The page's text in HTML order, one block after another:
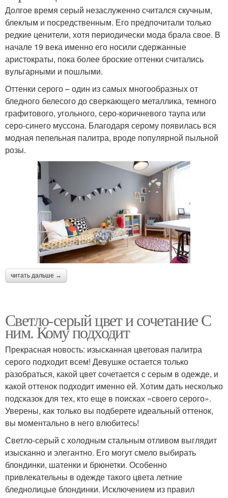
Долгое время серый незаслуженно считался скучным,
блеклым и посредственным. Его предпочитали только
редкие ценители, хотя периодически мода брала свое. В
начале 19 века именно его носили сдержанные
аристократы, пока более броские оттенки считались
вульгарными и пошлыми.
Оттенки серого – один из самых многообразных от
бледного белесого до сверкающего металлика, темного
графитового, угольного, серо-коричневого таупа или
серо-синего муссона. Благодаря серому появилась вся
модная пепельная палитра, вроде популярной пыльной
розы.
читать дальше →
Светло-серый цвет и сочетание С
ним. Кому подходит
Прекрасная новость: изысканная цветовая палитра
серого подходит всем! Девушке остается только
разобраться, какой цвет сочетается с серым в одежде, и
какой оттенок подходит именно ей. Хотим дать несколько
подсказок для тех, кто еще в поисках «своего серого».
Уверены, как только вы подберете идеальный оттенок,
вы моментально в него влюбитесь!
Светло-серый с холодным стальным отливом выглядит
изысканно и элегантно. Его могут смело выбирать
блондинки, шатенки и брюнетки. Особенно
привлекательны в одежде такого цвета летние
бледнолицые блондинки. Исключением из правил